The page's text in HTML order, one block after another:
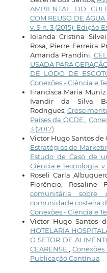
AMBIENTAL DO
COM REUSO DE ÁGUA
v. 9 n. 3 (2015): Edição
Iolanda Cristina
Rosa, Pierre Ferreira
Amanda Prandini,
USADA PARA
DE LODO DE
Conexões - Ciência e
Francisca Maria
Ivandir da Silva
Rodrigues,
Países da OCDE
3 (2017)
Victor Hugo Santos de
Estratégias de
Estudo de Caso de
Ciência e Tecnologia: v.
Roseli Carla
Florêncio, Rosaline
comunitária
comunidade costeira
Conexões - Ciência e
Victor Hugo Santos
HOTELARIA
O SETOR DE
CEARENSE
,Conexões
Publicação Contínua